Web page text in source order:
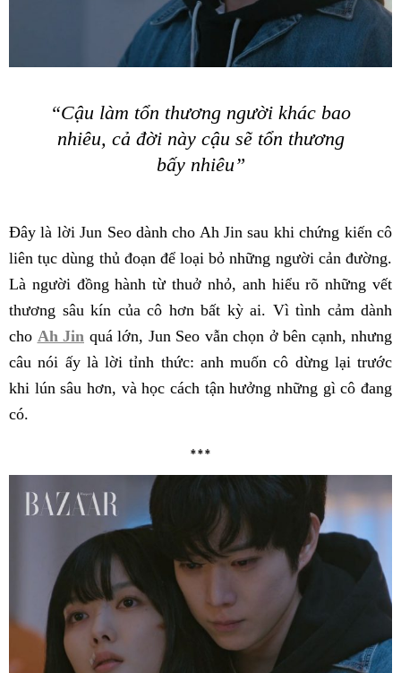
“Cậu làm tổn thương người khác bao
nhiêu, cả đời này cậu sẽ tổn thương
bấy nhiêu”
Đây là lời Jun Seo dành cho Ah Jin sau khi chứng kiến cô
liên tục dùng thủ đoạn để loại bỏ những người cản đường.
Là người đồng hành từ thuở nhỏ, anh hiểu rõ những vết
thương sâu kín của cô hơn bất kỳ ai. Vì tình cảm dành
cho Ah Jin quá lớn, Jun Seo vẫn chọn ở bên cạnh, nhưng
câu nói ấy là lời tỉnh thức: anh muốn cô dừng lại trước
khi lún sâu hơn, và học cách tận hưởng những gì cô đang
có.
***